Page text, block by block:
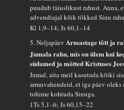
puudub täiuslikust rahust. Anna,
advendiajal kõik tõkked Sinu
Kl 1,9–14; Js 60,1–14
5. NeljapäevArmastage tõtt ja
Jumala rahu, mis on ülem kui
südamed ja mõtted Kristuses
Jumal, aita meil kasutada kõiki
armuvahendeid, et iga päev
tohime kohtuda Sinuga.
1Ts 5,1–6; Js 60,15–22